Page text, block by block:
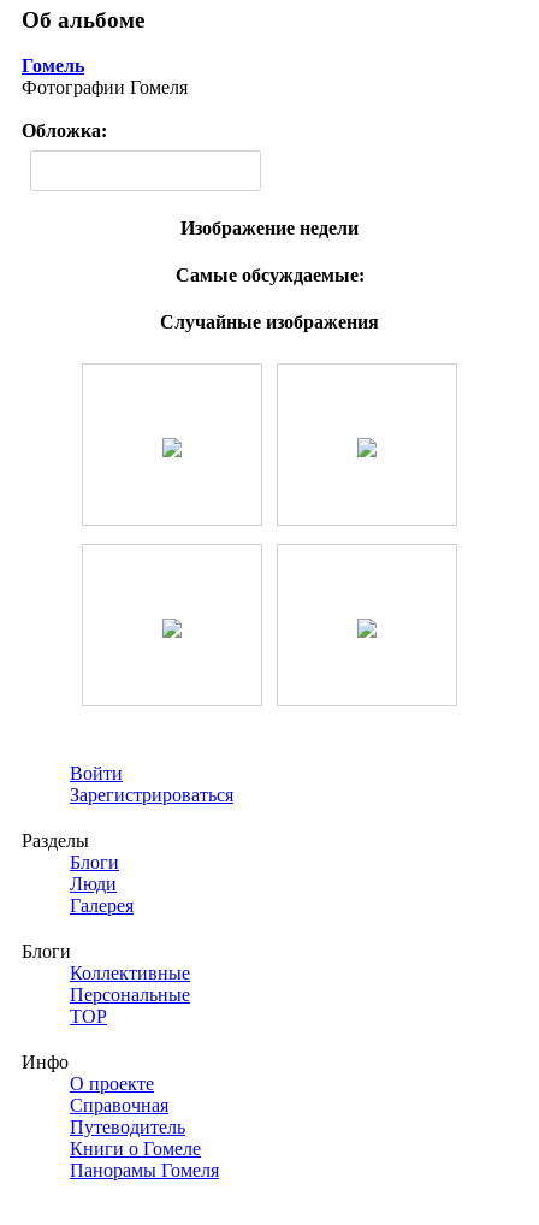
Об альбоме
Гомель
Фотографии Гомеля
Обложка:
Изображение недели
Самые обсуждаемые:
Случайные изображения
Войти
Зарегистрироваться
Разделы
Блоги
Люди
Галерея
Блоги
Коллективные
Персональные
TOP
Инфо
О проекте
Справочная
Путеводитель
Книги о Гомеле
Панорамы Гомеля